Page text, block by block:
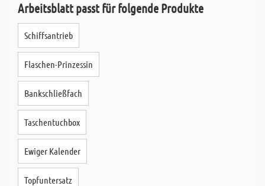
saubere und umfassende Beschriftung Ihrer Sondermaß-
Bestellungen. Jeder bestellte Zuschnitt wird eigens beschriftet,
sodass Sie jederzeit ohne selbst nachmessen zu müssen Ihren
Sondermaßzuschnitt anhand der Etikette sofort zuordnen
können.
Arbeitsblatt passt für folgende Produkte
Schiffsantrieb
Flaschen-Prinzessin
Bankschließfach
Taschentuchbox
Ewiger Kalender
Topfuntersatz